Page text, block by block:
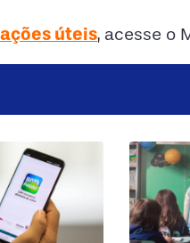
úteis, acesse o